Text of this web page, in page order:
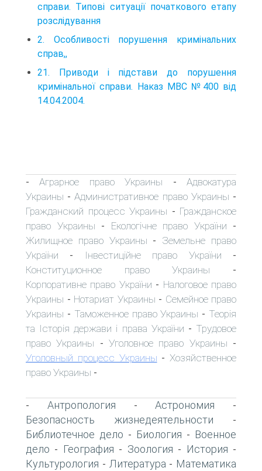
справи. Типові ситуації початкового етапу
розслідування
2. Особливості порушення кримінальних
справ,,
21. Приводи і підстави до порушення
кримінальної справи. Наказ МВС №400 від
14.04.2004.
-Аграрное право Украины -Адвокатура
Украины -Административное право Украины -
Гражданский процесс Украины - Гражданское
право Украины - Екологічне право України -
Жилищное право Украины - Земельне право
України - Інвестиційне право України -
Конституционное право Украины -
Корпоративне право України - Налоговое право
Украины - Нотариат Украины - Семейное право
Украины - Таможенное право Украины - Теорія
та Історія держави і права України - Трудовое
право Украины -Уголовное право Украины -
Уголовный процесс Украины - Хозяйственное
право Украины -
- Антропология -Астрономия -
Безопасность жизнедеятельности -
Библиотечное дело - Биология - Военное
дело - География - Зоология - История -
Культурология - Литература - Математика